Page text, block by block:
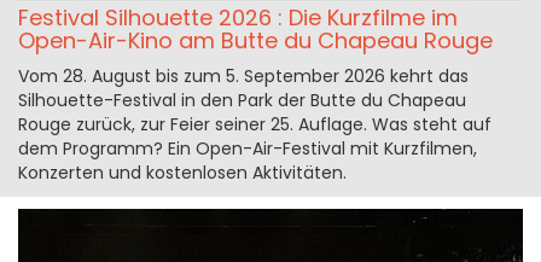
Festival Silhouette 2026 : Die Kurzfilme im
Open-Air-Kino am Butte du Chapeau Rouge
Vom 28. August bis zum 5. September 2026 kehrt das
Silhouette-Festival in den Park der Butte du Chapeau
Rouge zurück, zur Feier seiner 25. Auflage. Was steht auf
dem Programm? Ein Open-Air-Festival mit Kurzfilmen,
Konzerten und kostenlosen Aktivitäten.